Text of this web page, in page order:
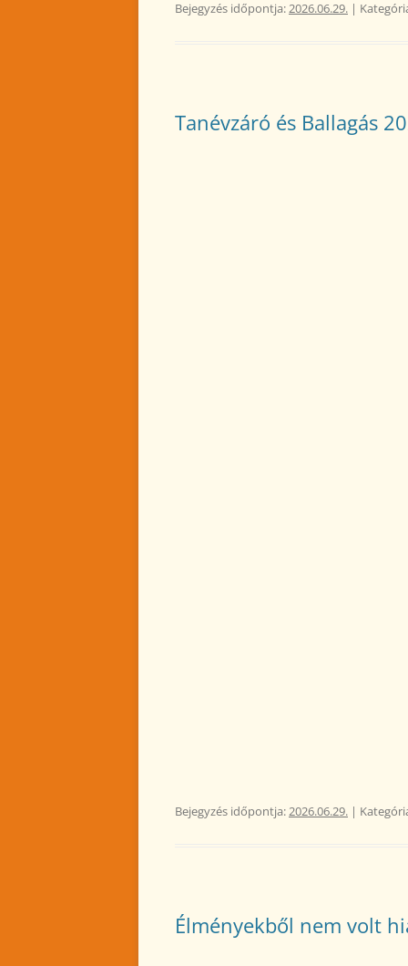
Bejegyzés időpontja:2026.06.29. |
Tanévzáró és Ballagás
Bejegyzés időpontja:2026.06.29. |
Élményekből nem volt